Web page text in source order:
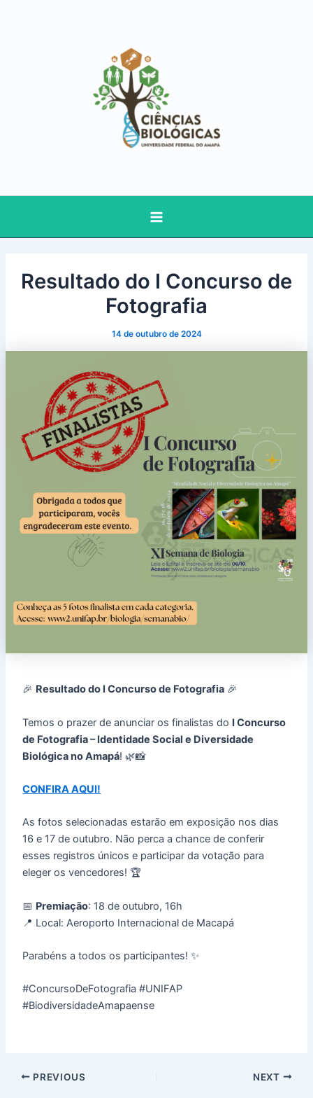
Resultado do I Concurso de
Fotografia
14 de outubro de 2024
🎉 Resultado do I Concurso de Fotografia 🎉
Temos o prazer de anunciar os finalistas do I Concurso
de Fotografia – Identidade Social e Diversidade
Biológica no Amapá! 🌿📸
CONFIRA AQUI!
As fotos selecionadas estarão em exposição nos dias
16 e 17 de outubro. Não perca a chance de conferir
esses registros únicos e participar da votação para
eleger os vencedores! 🏆
📅 Premiação: 18 de outubro, 16h
📍 Local: Aeroporto Internacional de Macapá
Parabéns a todos os participantes! ✨
#ConcursoDeFotografia #UNIFAP
#BiodiversidadeAmapaense
PREVIOUS NEXT